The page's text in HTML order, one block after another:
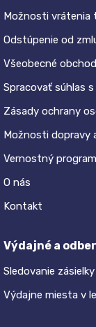
Možnosti vrátenia
Odstúpenie od
Všeobecné
Spracovať súhlas s
Zásady ochrany
Možnosti dopravy
Vernostný program
O nás
Kontakt
Výdajné a
Sledovanie
Výdajne miesta v